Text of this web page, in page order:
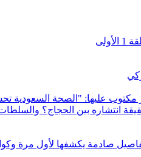
انتشاره بين الحجاج؟
صادمة يكشفها لأول مرة